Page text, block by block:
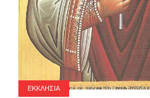
ΕΚΚΛΗΣΙΑ